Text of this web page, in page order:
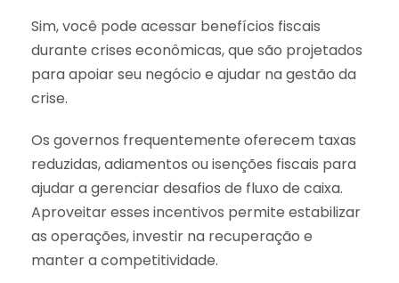
Sim, você pode acessar benefícios fiscais
durante crises econômicas, que são projetados
para apoiar seu negócio e ajudar na gestão da
crise.
Os governos frequentemente oferecem taxas
reduzidas, adiamentos ou isenções fiscais para
ajudar a gerenciar desafios de fluxo de caixa.
Aproveitar esses incentivos permite estabilizar
as operações, investir na recuperação e
manter a competitividade.